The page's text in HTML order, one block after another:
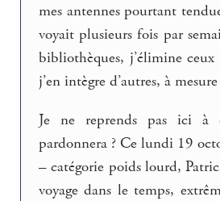
mes antennes pourtant
voyait plusieurs fois par
bibliothèques, j’élimine
j’en intègre d’autres, à
Je ne reprends pas ici à
pardonnera ? Ce lundi 19
– catégorie poids lourd,
voyage dans le temps,